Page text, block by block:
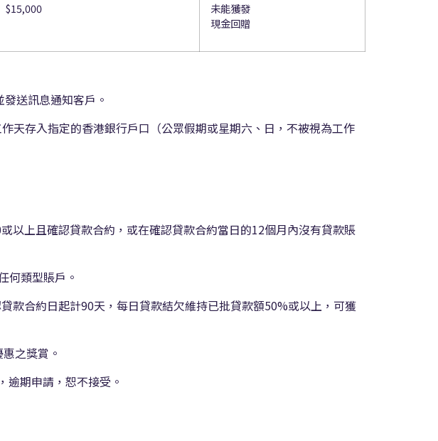
$15,000
未能獲發
現金回贈
送訊息通知客戶。
天存入指定的香港銀行戶口（公眾假期或星期六、日，不被視為工作
以上且確認貸款合約，或在確認貸款合約當日的12個月內沒有貸款賬
何類型賬戶。
款合約日起計90天，每日貸款結欠維持已批貸款額50%或以上，可獲
之獎賞。
期申請，恕不接受。